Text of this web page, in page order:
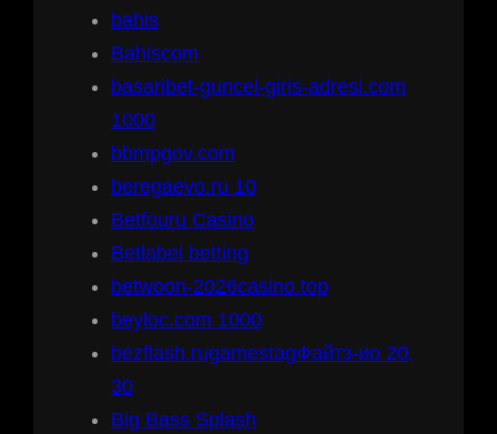
bahis
Bahiscom
basaribet-guncel-giris-adresi.com
1000
bbmpgov.com
beregaevo.ru 10
Betfouru Casino
Betlabel betting
betwoon-2026casino.top
beyloc.com 1000
bezflash.rugamestagФайтз-ио 20,
30
Big Bass Splash